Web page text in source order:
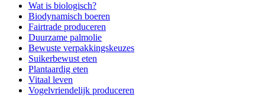
Wat is biologisch?
Biodynamisch boeren
Fairtrade produceren
Duurzame palmolie
Bewuste verpakkingskeuzes
Suikerbewust eten
Plantaardig eten
Vitaal leven
Vogelvriendelijk produceren